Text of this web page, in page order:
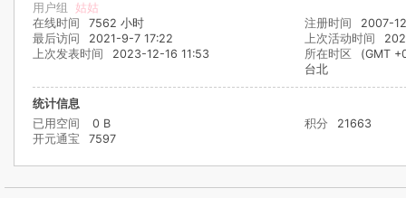
用户组 姑姑
在线时间
7562 小时 注册时间
2007-
最后访问
2021-9-7 17:22 上次活动时间
上次发表时间
2023-12-16 11:53 所在时区
(GMT
台北
统计信息
已用空间
0 B 积分
21663
开元通宝
7597